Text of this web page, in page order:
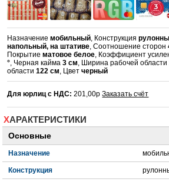
Назначениемобильный, Конструкция
напольный, на штативе, Соотношение сторон
Покрытиематовое белое, Коэффициент
°, Черная кайма3 см, Ширина рабочей области
области122 см, Цветчерный
Для юрлиц с НДС: 201,00рЗаказать счёт
ХАРАКТЕРИСТИКИ
Основные
Назначение
Конструкция